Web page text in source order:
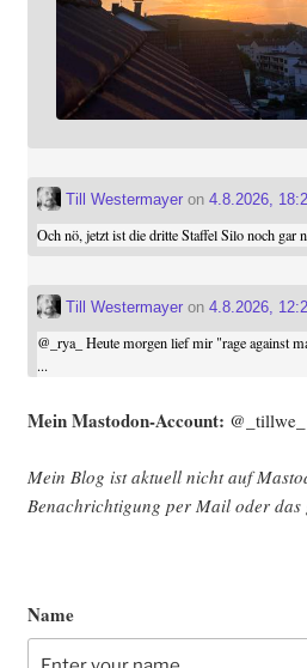
Till Westermayeron 4.8.2026,
Och nö, jetzt ist die dritte Staffel Silo noch gar
Till Westermayeron 4.8.2026,
@ _rya_ Heute morgen lief mir "rage against
...
Mein Mast­o­don-Account:
Mein Blog ist aktu­ell nicht auf
Benach­rich­ti­gung per Mail oder das
Name